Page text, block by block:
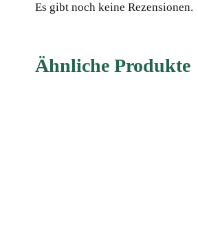
Es gibt noch keine Rezensionen.
Ähnliche Produkte